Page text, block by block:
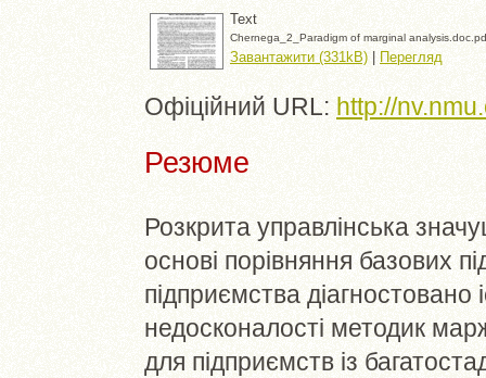
Text
Chernega_2_Paradigm of marginal
Завантажити (331kB) | Перегляд
Офіційний URL: http://
Резюме
Розкрита управлінська
основі порівняння базових
підприємства діагностовано
недосконалості методик
для підприємств із